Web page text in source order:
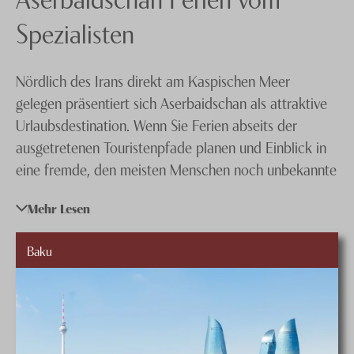
Impressum
Jobs
Spezialisten
Nördlich des Irans direkt am Kaspischen Meer
gelegen präsentiert sich Aserbaidschan als attraktive
Urlaubsdestination. Wenn Sie Ferien abseits der
ausgetretenen Touristenpfade planen und Einblick in
eine fremde, den meisten Menschen noch unbekannte
nach Aserbaidschan. Es sind das exotische Flair und
die einzigartigen Naturschönheiten, die
Ascherbaidschan touristisch so interessant machen.
Die pulsierende Hauptstadt Baku gefällt durch ihre
eindrucksvollen Sehenswürdigkeiten und die als
Mehr Lesen
Baku